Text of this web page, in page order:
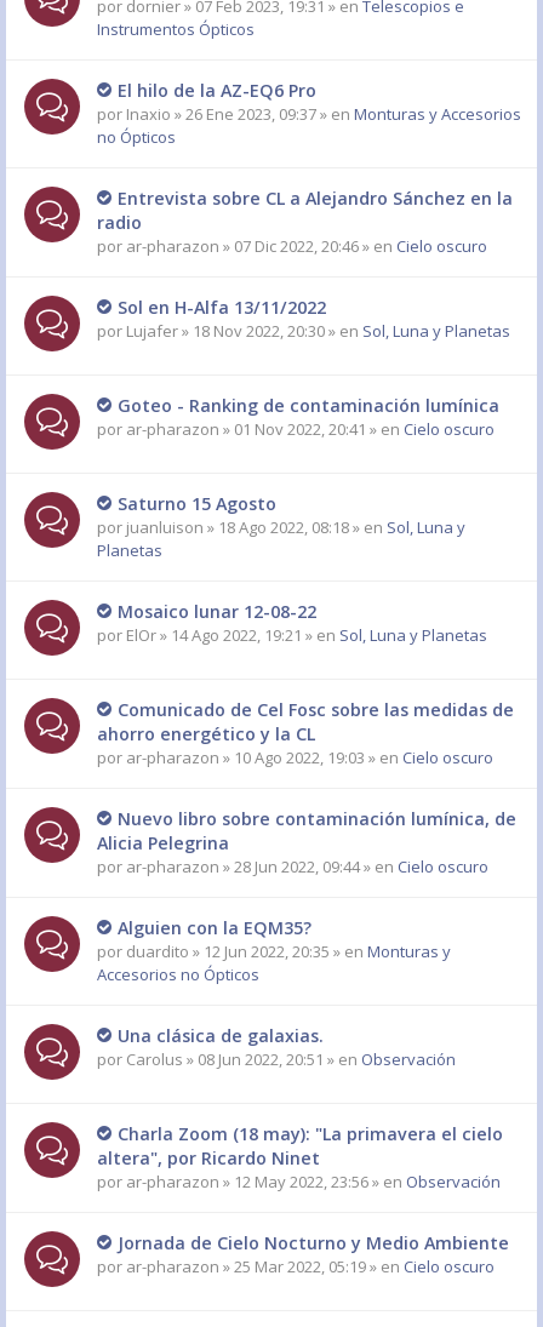
por dornier» 07 Feb 2023, 19:31 » en Telescopios e
Instrumentos Ópticos
El hilo de la AZ-EQ6 Pro
por Inaxio » 26 Ene 2023, 09:37 » en Monturas y Accesorios
no Ópticos
Entrevista sobre CL a Alejandro Sánchez en la
radio
por ar-pharazon » 07 Dic 2022, 20:46 » en Cielo oscuro
Sol en H-Alfa 13/11/2022
por Lujafer» 18 Nov 2022, 20:30 » en Sol, Luna y Planetas
Goteo - Ranking de contaminación lumínica
por ar-pharazon » 01 Nov 2022, 20:41 » en Cielo oscuro
Saturno 15 Agosto
por juanluison » 18 Ago 2022, 08:18 » en Sol, Luna y
Planetas
Mosaico lunar 12-08-22
por ElOr» 14 Ago 2022, 19:21 » en Sol, Luna y Planetas
Comunicado de Cel Fosc sobre las medidas de
ahorro energético y la CL
por ar-pharazon » 10 Ago 2022, 19:03 » en Cielo oscuro
Nuevo libro sobre contaminación lumínica, de
Alicia Pelegrina
por ar-pharazon » 28 Jun 2022, 09:44 » en Cielo oscuro
Alguien con la EQM35?
por duardito » 12 Jun 2022, 20:35 » en Monturas y
Accesorios no Ópticos
Una clásica de galaxias.
por Carolus » 08 Jun 2022, 20:51 » en Observación
Charla Zoom (18 may): "La primavera el cielo
altera", por Ricardo Ninet
por ar-pharazon » 12 May 2022, 23:56 » en Observación
Jornada de Cielo Nocturno y Medio Ambiente
por ar-pharazon » 25 Mar 2022, 05:19 » en Cielo oscuro